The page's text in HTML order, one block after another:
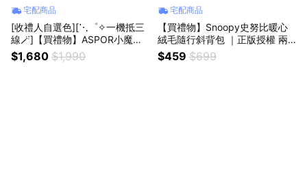
宅配商品
[收禮人自選色][⋱゜✧一機抵三
線🪄]【買禮物】ASPOR小魔方
磁吸折疊無線三合一手機充電座
生日禮物 生日快樂 處女座 天秤
$1,680 $1,990
宅配商品
【買禮物】Snoopy史努比暖心
絨毛隨行斜背包 ｜正版授權 兩
色可選 側背包 斜背包 隨身小包
肩背包
$459 $699